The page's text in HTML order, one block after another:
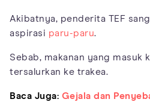
Akibatnya, penderita TEF
aspirasi paru-paru.
Sebab, makanan yang masuk
tersalurkan ke trakea.
Baca Juga: Gejala dan